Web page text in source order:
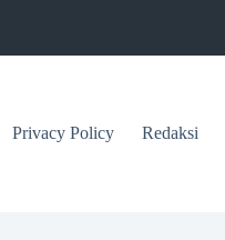
Privacy Policy Redaksi